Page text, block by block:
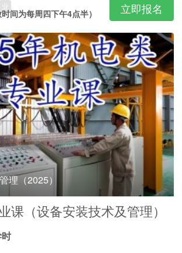
间为每周四下午4点半）
立即报名
业
理（2025）
课（设备安装技术及管理）